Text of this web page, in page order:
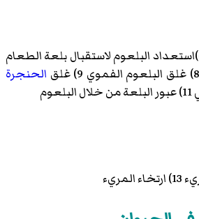
5) غلق البلعوم الأنفي 6)استعداد البلعوم لاستقبال بلعة الطعام
الحنجرة